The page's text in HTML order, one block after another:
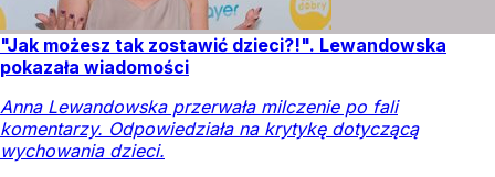
"Jak możesz tak zostawić dzieci?!". Lewandowska
pokazała wiadomości
Anna Lewandowska przerwała milczenie po fali
komentarzy. Odpowiedziała na krytykę dotyczącą
wychowania dzieci.